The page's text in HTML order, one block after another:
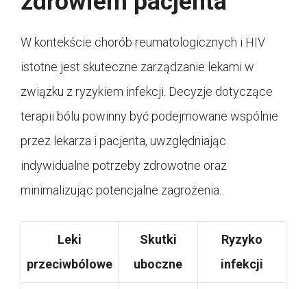
W kontekście chorób reumatologicznych i HIV
istotne jest skuteczne zarządzanie lekami w
związku z ryzykiem infekcji. Decyzje dotyczące
terapii bólu powinny być podejmowane wspólnie
przez lekarza i pacjenta, uwzględniając
indywidualne potrzeby zdrowotne oraz
minimalizując potencjalne zagrożenia.
Leki
przeciwbólowe
Skutki
uboczne
Ryzyko
infekcji